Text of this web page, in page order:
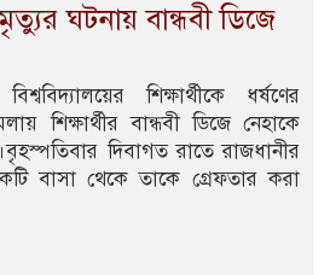
মৃত্যুর ঘটনায় বান্ধবী ডিজে
শিক্ষার্থীকে ধর্ষণের
শিক্ষার্থীর বান্ধবী ডিজে নেহাকে
দিবাগত রাতে রাজধানীর
বাসা থেকে তাকে গ্রেফতার করা